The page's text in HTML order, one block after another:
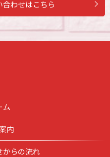
合わせはこちら
ム
内
からの流れ